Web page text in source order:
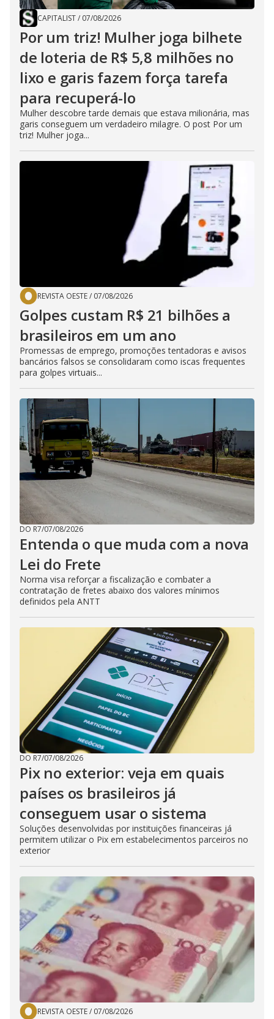
CAPITALIST/ 07/08/2026
Por um triz! Mulher joga bilhete
de loteria de R$ 5,8 milhões no
lixo e garis fazem força tarefa
para recuperá-lo
Mulher descobre tarde demais que estava milionária, mas
garis conseguem um verdadeiro milagre. O post Por um
triz! Mulher joga...
REVISTA OESTE/ 07/08/2026
Golpes custam R$ 21 bilhões a
brasileiros em um ano
Promessas de emprego, promoções tentadoras e avisos
bancários falsos se consolidaram como iscas frequentes
para golpes virtuais...
DO R7/07/08/2026
Entenda o que muda com a nova
Lei do Frete
Norma visa reforçar a fiscalização e combater a
contratação de fretes abaixo dos valores mínimos
definidos pela ANTT
DO R7/07/08/2026
Pix no exterior: veja em quais
países os brasileiros já
conseguem usar o sistema
Soluções desenvolvidas por instituições financeiras já
permitem utilizar o Pix em estabelecimentos parceiros no
exterior
REVISTA OESTE/ 07/08/2026